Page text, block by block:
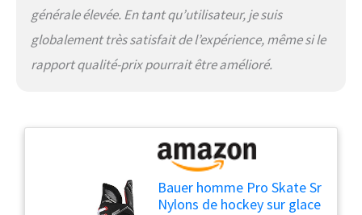
générale élevée. En tant qu’utilisateur, je suis
globalement très satisfait de l’expérience, même si le
rapport qualité-prix pourrait être amélioré.
Bauer homme Pro Skate Sr
Nylons de hockey sur glace